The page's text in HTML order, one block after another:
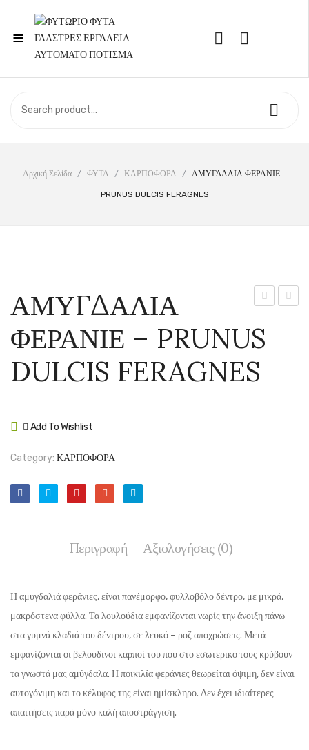
≡
Call Support: 210 6857844
ΣΧΕΤΙΚΆ ΜΕ ΕΜΆΣ
ΕΠΙΚΟΙΝΩΝΊΑ
Αρχική Σελίδα / ΦΥΤΑ / ΚΑΡΠΟΦΟΡΑ / ΑΜΥΓΔΑΛΙΑ ΦΕΡΑΝΙΕ –
PRUNUS DULCIS FERAGNES
–
DULCIS
ΑΜΥΓΔΑΛΙΑ
ΦΕΡΑΝΙΕ – PRUNUS
DULCIS FERAGNES
Add To Wishlist
Category: ΚΑΡΠΟΦΟΡΑ
Περιγραφή Αξιολογήσεις (0)
Η αμυγδαλιά φεράνιες, είναι πανέμορφο, φυλλοβόλο δέντρο, με μικρά,
μακρόστενα φύλλα. Τα λουλούδια εμφανίζονται νωρίς την άνοιξη πάνω
στα γυμνά κλαδιά του δέντρου, σε λευκό – ροζ αποχρώσεις. Μετά
εμφανίζονται οι βελούδινοι καρποί του που στο εσωτερικό τους κρύβουν
τα γνωστά μας αμύγδαλα. Η ποικιλία φεράνιες θεωρείται όψιμη, δεν είναι
αυτογόνιμη και το κέλυφος της είναι ημίσκληρο. Δεν έχει ιδιαίτερες
απαιτήσεις παρά μόνο καλή αποστράγγιση.